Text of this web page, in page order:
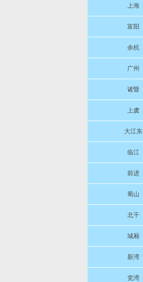
上海
富阳
余杭
广州
诸暨
上虞
大江东
临江
前进
蜀山
北干
城厢
新湾
党湾